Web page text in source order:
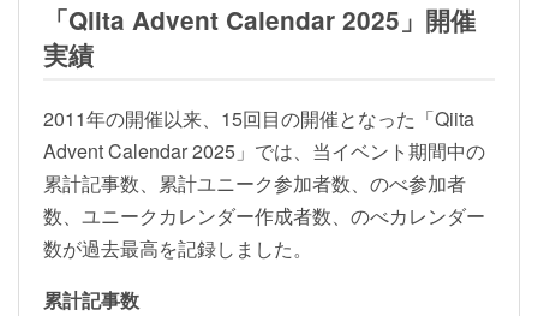
「Qiita Advent Calendar 2025」開催
実績
2011年の開催以来、15回目の開催となった「Qiita
Advent Calendar 2025」では、当イベント期間中の
累計記事数、累計ユニーク参加者数、のべ参加者
数、ユニークカレンダー作成者数、のべカレンダー
数が過去最高を記録しました。
累計記事数